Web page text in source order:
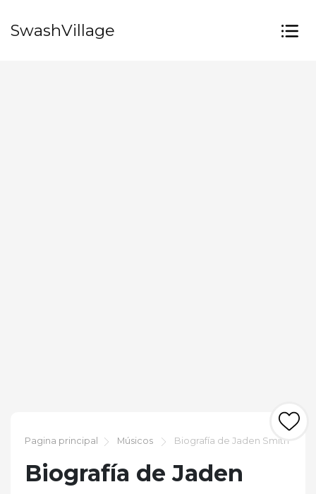
SwashVillage
Pagina principal Músicos Biografía de Jaden Smith
Biografía de Jaden